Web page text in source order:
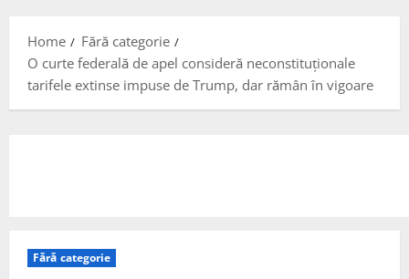
Home
Fără categorie
O curte federală de apel consideră neconstituționale
tarifele extinse impuse de Trump, dar rămân în vigoare
Fără categorie